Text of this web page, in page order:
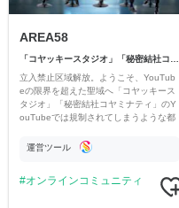
AREA58
「コヤッキースタジオ」「秘密結社コヤミナティ」
立入禁止区域解放。ようこそ、YouTub
eの限界を超えた聖域へ「コヤッキース
タジオ」「秘密結社コヤミナティ」のY
ouTubeでは規制されてしまうような都
公開。
運営ツール
オンラインコミュニティ